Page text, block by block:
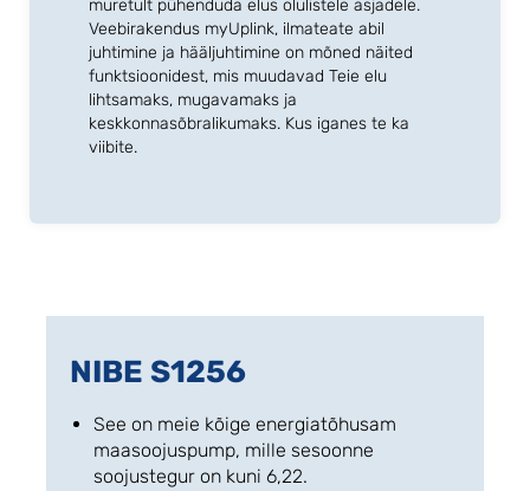
muretult pühenduda elus olulistele asjadele.
Veebirakendus myUplink, ilmateate abil
juhtimine ja hääljuhtimine on mõned näited
funktsioonidest, mis muudavad Teie elu
lihtsamaks, mugavamaks ja
keskkonnasõbralikumaks. Kus iganes te ka
viibite.
NIBE S1256
See on meie kõige energiatõhusam
maasoojuspump, mille sesoonne
soojustegur on kuni 6,22.